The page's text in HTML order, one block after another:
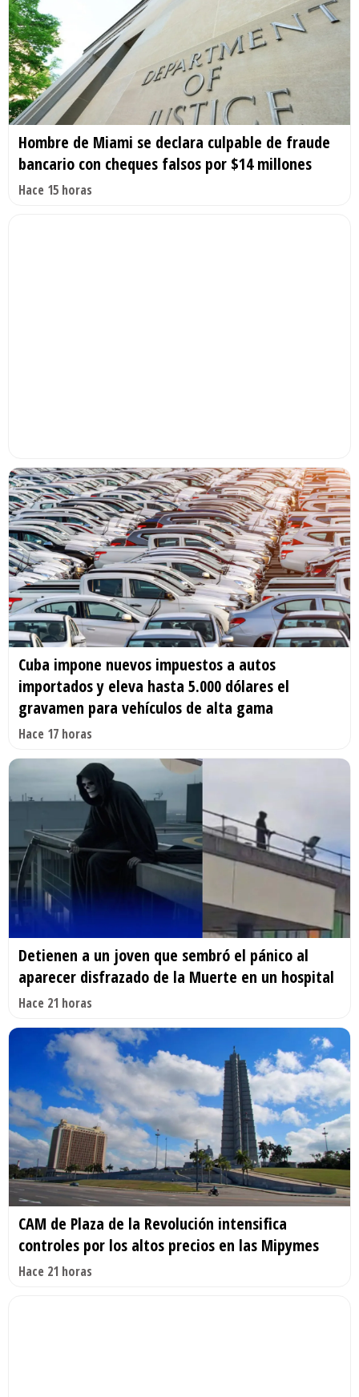
Hombre de Miami se declara culpable de fraude
bancario con cheques falsos por $14 millones
Hace 15 horas
Cuba impone nuevos impuestos a autos
importados y eleva hasta 5.000 dólares el
gravamen para vehículos de alta gama
Hace 17 horas
Detienen a un joven que sembró el pánico al
aparecer disfrazado de la Muerte en un hospital
Hace 21 horas
CAM de Plaza de la Revolución intensifica
controles por los altos precios en las Mipymes
Hace 21 horas